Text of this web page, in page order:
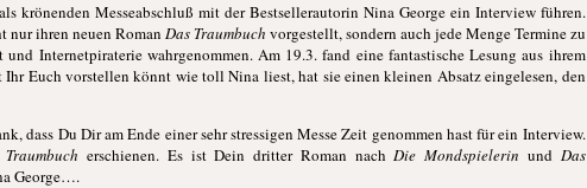
krönenden Messeabschluß mit der Bestsellerautorin Nina George ein Interview führen.
nur ihren neuen Roman Das Traumbuch vorgestellt, sondern auch jede Menge Termine zu
und Internetpiraterie wahrgenommen. Am 19.3. fand eine fantastische Lesung aus ihrem
Ihr Euch vorstellen könnt wie toll Nina liest, hat sie einen kleinen Absatz eingelesen, den
dass Du Dir am Ende einer sehr stressigen Messe Zeit genommen hast für ein Interview.
erschienen. Es ist Dein dritter Roman nachDie Mondspielerin und Das
George….